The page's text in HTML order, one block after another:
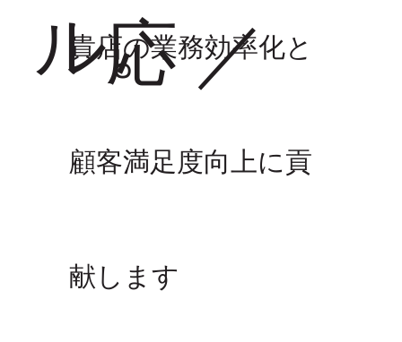
ル。
応 ／
貴店の業務効率化と
顧客満足度向上に貢
献します